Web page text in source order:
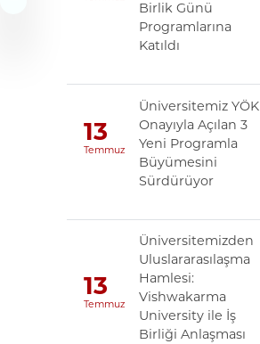
Birlik Günü
Programlarına
Katıldı
13
Temmuz
Üniversitemiz YÖK
Onayıyla Açılan 3
Yeni Programla
Büyümesini
Sürdürüyor
13
Temmuz
Üniversitemizden
Uluslararasılaşma
Hamlesi:
Vishwakarma
University ile İş
Birliği Anlaşması